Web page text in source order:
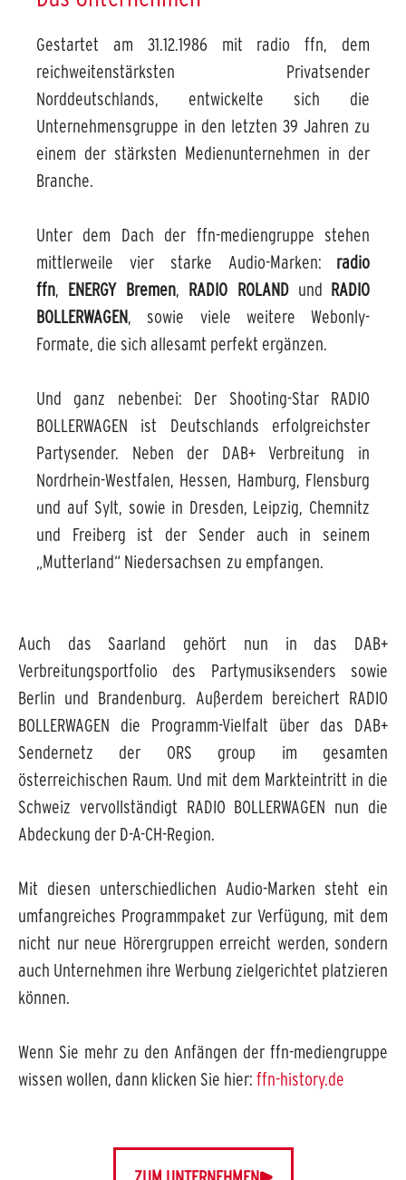
Gestartet am 31.12.1986 mit radio ffn, dem
reichweitenstärksten Privatsender
Norddeutschlands, entwickelte sich die
Unternehmensgruppe in den letzten 39 Jahren zu
einem der stärksten Medienunternehmen in der
Branche.
Unter dem Dach der ffn-mediengruppe stehen
mittlerweile vier starke Audio-Marken: radio
ffn, ENERGY Bremen, RADIO ROLAND und RADIO
BOLLERWAGEN, sowie viele weitere Webonly-
Formate, die sich allesamt perfekt ergänzen.
Und ganz nebenbei: Der Shooting-Star RADIO
BOLLERWAGEN ist Deutschlands erfolgreichster
Partysender. Neben der DAB+ Verbreitung in
Nordrhein-Westfalen, Hessen, Hamburg, Flensburg
und auf Sylt, sowie in Dresden, Leipzig, Chemnitz
und Freiberg ist der Sender auch in seinem
„Mutterland“ Niedersachsen zu empfangen.
Auch das Saarland gehört nun in das DAB+
Verbreitungsportfolio des Partymusiksenders sowie
Berlin und Brandenburg. Außerdem bereichert RADIO
BOLLERWAGEN die Programm-Vielfalt über das DAB+
Sendernetz der ORS group im gesamten
österreichischen Raum. Und mit dem Markteintritt in die
Schweiz vervollständigt RADIO BOLLERWAGEN nun die
Abdeckung der D-A-CH-Region.
Mit diesen unterschiedlichen Audio-Marken steht ein
umfangreiches Programmpaket zur Verfügung, mit dem
nicht nur neue Hörergruppen erreicht werden, sondern
auch Unternehmen ihre Werbung zielgerichtet platzieren
können.
Wenn Sie mehr zu den Anfängen der ffn-mediengruppe
wissen wollen, dann klicken Sie hier: ffn-history.de